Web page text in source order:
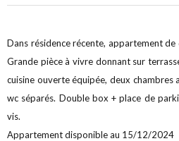
Dans résidence récente, appartement
Grande pièce à vivre donnant sur
cuisine ouverte équipée, deux chambres
wc séparés. Double box + place de
vis.
Appartement disponible au 15/12/2024